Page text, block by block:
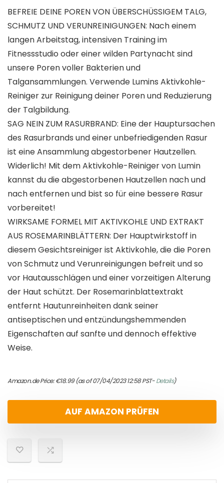
BEFREIE DEINE POREN VON ÜBERSCHÜSSIGEM TALG,
SCHMUTZ UND VERUNREINIGUNGEN: Nach einem
langen Arbeitstag, intensiven Training im
Fitnessstudio oder einer wilden Partynacht sind
unsere Poren voller Bakterien und
Talgansammlungen. Verwende Lumins Aktivkohle-
Reiniger zur Reinigung deiner Poren und Reduzierung
der Talgbildung.
SAG NEIN ZUM RASURBRAND: Eine der Hauptursachen
des Rasurbrands und einer unbefriedigenden Rasur
ist eine Ansammlung abgestorbener Hautzellen.
Widerlich! Mit dem Aktivkohle-Reiniger von Lumin
kannst du die abgestorbenen Hautzellen nach und
nach entfernen und bist so für eine bessere Rasur
vorbereitet!
WIRKSAME FORMEL MIT AKTIVKOHLE UND EXTRAKT
AUS ROSEMARINBLÄTTERN: Der Hauptwirkstoff in
diesem Gesichtsreiniger ist Aktivkohle, die die Poren
von Schmutz und Verunreinigungen befreit und so
vor Hautausschlägen und einer vorzeitigen Alterung
der Haut schützt. Der Rosemarinblattextrakt
entfernt Hautunreinheiten dank seiner
antiseptischen und entzündungshemmenden
Eigenschaften auf sanfte und dennoch effektive
Weise.
Amazon.de Price:€18.99(as of 07/04/2023 12:58 PST-Details)
AUF AMAZON PRÜFEN